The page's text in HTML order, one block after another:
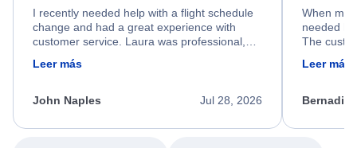
I recently needed help with a flight schedule
change and had a great experience with
customer service. Laura was professional,
friendly, and very helpful throughout the
process. She quickly found a solution and
appreciate her excellent service.
Leer más
Jul 28, 2026
John Naples
When my
needed
The
calm,
my issue.
Leer más